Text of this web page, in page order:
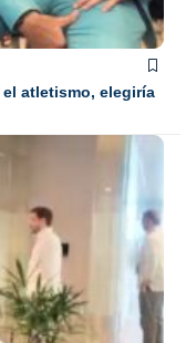
atletismo, elegiría